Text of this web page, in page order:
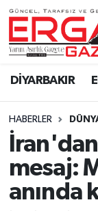
DİYARBAKIR
HABERLER
mesaj:
anında
BİSMİL
BAĞLAR
ERGANİ
Güncel
Eği̇ti̇m
Resmi
Ergani
Ergani
Ergani
Süper Lig
Tüm